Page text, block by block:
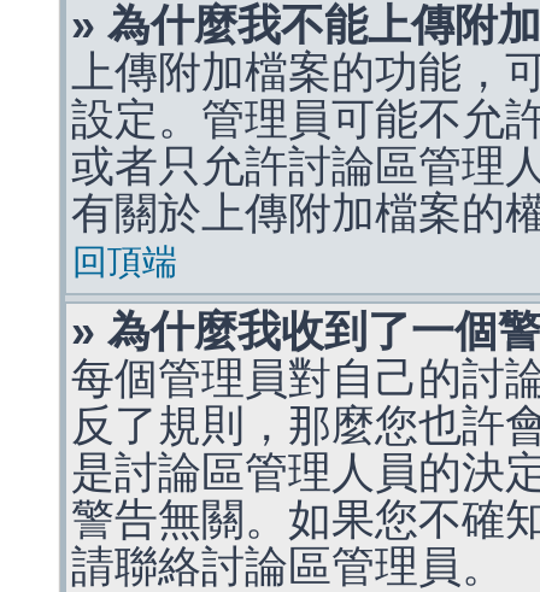
» 為什麼我不能上傳附
上傳附加檔案的功能，
設定。管理員可能不允
或者只允許討論區管理
有關於上傳附加檔案的
回頂端
» 為什麼我收到了一個
每個管理員對自己的討
反了規則，那麼您也許
是討論區管理人員的決
警告無關。如果您不確
請聯絡討論區管理員。